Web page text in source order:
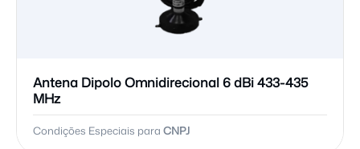
Antena Dipolo Omnidirecional 6 dBi 433-435
MHz
Condições Especiais para CNPJ